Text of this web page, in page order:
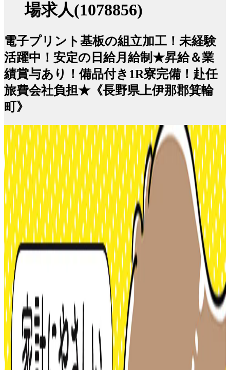
場求人(1078856)
電子プリント基板の組立加工！未経験
活躍中！安定の日給月給制★昇給＆業
績賞与あり！備品付き1R寮完備！赴任
旅費会社負担★《長野県上伊那郡箕輪
町》